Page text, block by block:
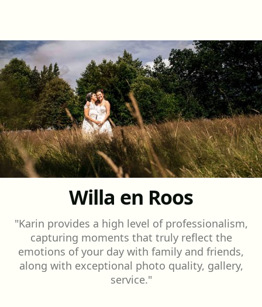
Willa en Roos
"Karin provides a high level of professionalism,
capturing moments that truly reflect the
emotions of your day with family and friends,
along with exceptional photo quality, gallery,
service."